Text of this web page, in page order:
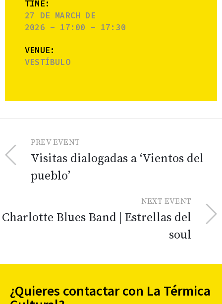
TIME:
27 DE MARCH DE
2026 - 17:00 - 17:30
VENUE:
VESTÍBULO
PREV EVENT
Visitas dialogadas a ‘Vientos del
pueblo’
NEXT EVENT
Charlotte Blues Band | Estrellas del
soul
¿Quieres contactar con La Térmica